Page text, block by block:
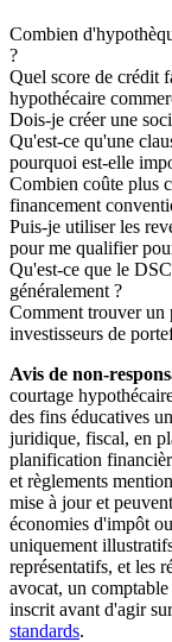
Combien
?
Quel score de crédit
hypothécaire
Dois-je créer une
Qu'est-ce qu'une
pourquoi est-elle
Combien coûte plus
financement
Puis-je utiliser les
pour me qualifier
Qu'est-ce que le
généralement ?
Comment trouver un
investisseurs de
Avis de non-
courtage
des fins éducatives
juridique, fiscal, en
planification
et règlements
mise à jour et
économies d'impôt
uniquement
représentatifs, et les
avocat, un
inscrit avant d'agir
standards.